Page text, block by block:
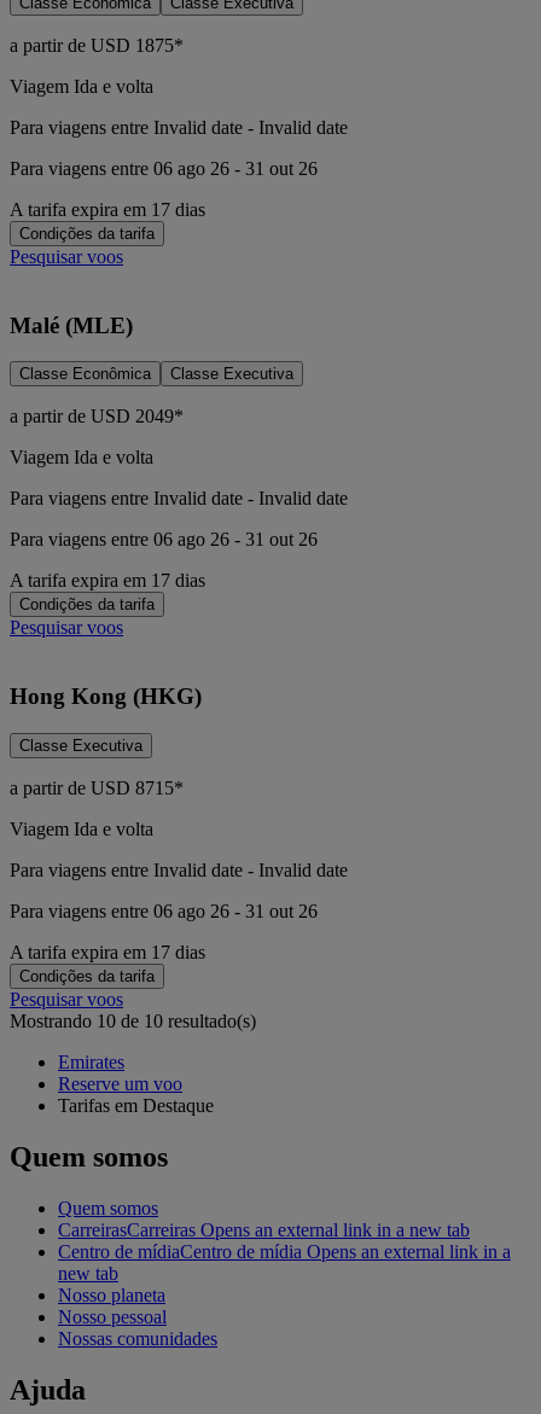
a partir de USD 1875*
Viagem Ida e volta
Para viagens entre Invalid date - Invalid date
Para viagens entre 06 ago 26 - 31 out 26
A tarifa expira em 17 dias
Condições da tarifa
Pesquisar voos
Malé (MLE)
Classe Econômica Classe Executiva
a partir de USD 2049*
Viagem Ida e volta
Para viagens entre Invalid date - Invalid date
Para viagens entre 06 ago 26 - 31 out 26
A tarifa expira em 17 dias
Condições da tarifa
Pesquisar voos
Hong Kong (HKG)
Classe Executiva
a partir de USD 8715*
Viagem Ida e volta
Para viagens entre Invalid date - Invalid date
Para viagens entre 06 ago 26 - 31 out 26
A tarifa expira em 17 dias
Condições da tarifa
Pesquisar voos
Mostrando 10 de 10 resultado(s)
Emirates
Reserve um voo
Tarifas em Destaque
Quem somos
Quem somos
CarreirasCarreiras Opens an external link in a new tab
Centro de mídiaCentro de mídia Opens an external link in a
new tab
Nosso planeta
Nosso pessoal
Nossas comunidades
Ajuda